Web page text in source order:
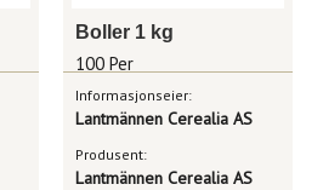
Boller 1 kg
100 Per
Informasjonseier:
Lantmännen Cerealia AS
Produsent:
Lantmännen Cerealia AS